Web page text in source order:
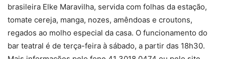
brasileira Elke Maravilha, servida com folhas da estação,
tomate cereja, manga, nozes, amêndoas e croutons,
regados ao molho especial da casa. O funcionamento do
bar teatral é de terça-feira à sábado, a partir das 18h30.